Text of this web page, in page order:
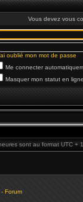
Vous devez vous
oublié mon mot de passe
Me connecter
Masquer mon statut en
sont au format UTC +
Forum